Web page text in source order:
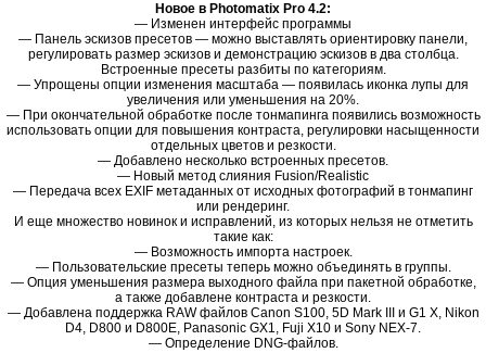
Новое в Photomatix Pro 4.2:
— Изменен интерфейс программы
— Панель эскизов пресетов — можно выставлять ориентировку панели,
регулировать размер эскизов и демонстрацию эскизов в два столбца.
Встроенные пресеты разбиты по категориям.
— Упрощены опции изменения масштаба — появилась иконка лупы для
увеличения или уменьшения на 20%.
— При окончательной обработке после тонмапинга появились возможность
использовать опции для повышения контраста, регулировки насыщенности
отдельных цветов и резкости.
— Добавлено несколько встроенных пресетов.
— Новый метод слияния Fusion/Realistic
— Передача всех EXIF метаданных от исходных фотографий в тонмапинг
или рендеринг.
И еще множество новинок и исправлений, из которых нельзя не отметить
такие как:
— Возможность импорта настроек.
— Пользовательские пресеты теперь можно объединять в группы.
— Опция уменьшения размера выходного файла при пакетной обработке,
а также добавлене контраста и резкости.
— Добавлена поддержка RAW файлов Canon S100, 5D Mark III и G1 X, Nikon
D4, D800 и D800E, Panasonic GX1, Fuji X10 и Sony NEX-7.
— Определение DNG-файлов.